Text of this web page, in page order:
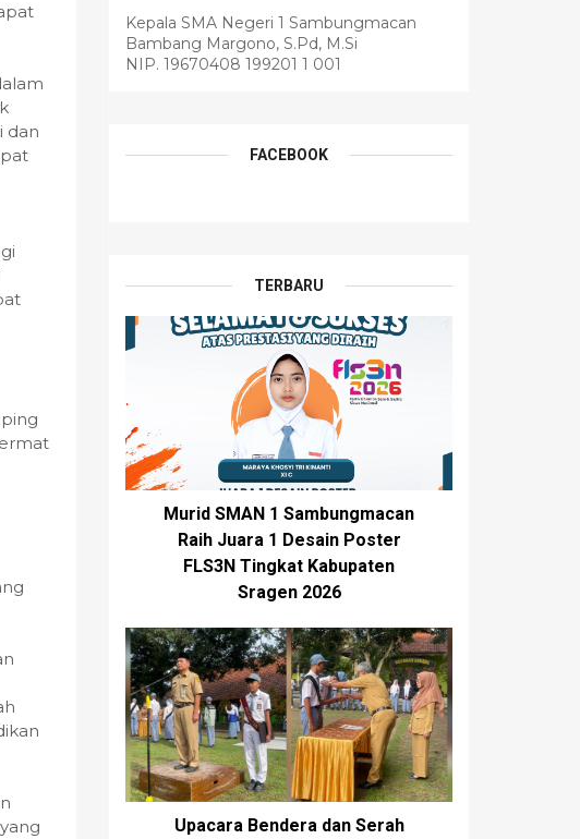
dan
Kepala SMA Negeri 1 Sambungmacan
Bambang Margono, S.Pd, M.Si
NIP. 19670408 199201 1 001
FACEBOOK
TERBARU
Murid SMAN 1 Sambungmacan
Raih Juara 1 Desain Poster
FLS3N Tingkat Kabupaten
Sragen 2026
Upacara Bendera dan Serah